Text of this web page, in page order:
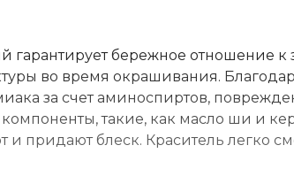
гарантирует бережное отношение к
во время окрашивания.
за счет аминоспиртов,
такие, как масло ши и
и придают блеск. Краситель легко